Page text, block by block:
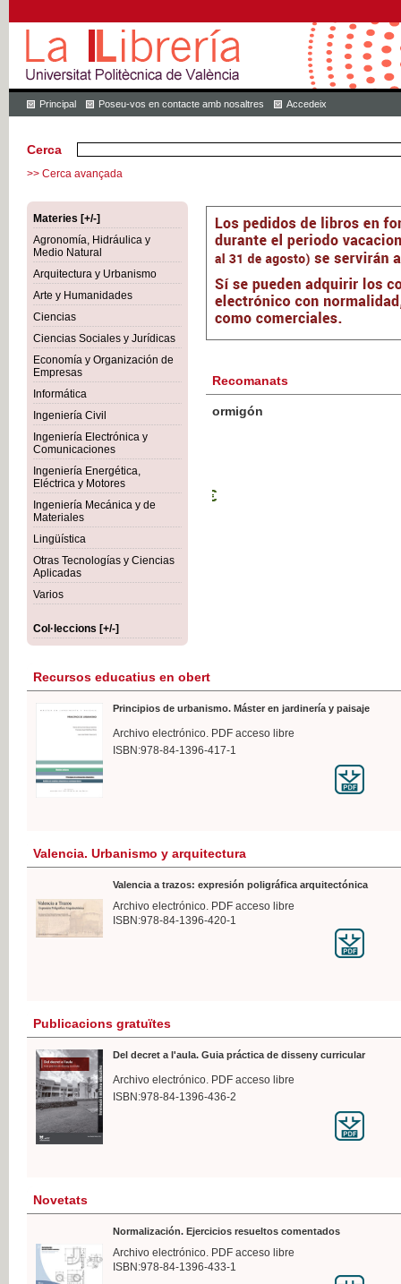
Principal Poseu-vos en contacte amb nosaltres Accedeix
Cerca
>> Cerca avançada
Materies [+/-]
Agronomía, Hidráulica y
Medio Natural
Arquitectura y Urbanismo
Arte y Humanidades
Ciencias
Ciencias Sociales y Jurídicas
Economía y Organización de
Empresas
Informática
Ingeniería Civil
Ingeniería Electrónica y
Comunicaciones
Ingeniería Energética,
Eléctrica y Motores
Ingeniería Mecánica y de
Materiales
Lingüística
Otras Tecnologías y Ciencias
Aplicadas
Varios
Col·leccions [+/-]
Recomanats
Botánica Agroalimentaria
Recursos educatius en obert
Principios de urbanismo. Máster en jardinería y paisaje
Archivo electrónico. PDF acceso libre
ISBN:978-84-1396-417-1
Valencia. Urbanismo y arquitectura
Valencia a trazos: expresión poligráfica arquitectónica
Archivo electrónico. PDF acceso libre
ISBN:978-84-1396-420-1
Publicacions gratuïtes
Del decret a l'aula. Guia práctica de disseny curricular
Archivo electrónico. PDF acceso libre
ISBN:978-84-1396-436-2
Novetats
Normalización. Ejercicios resueltos comentados
Archivo electrónico. PDF acceso libre
ISBN:978-84-1396-433-1